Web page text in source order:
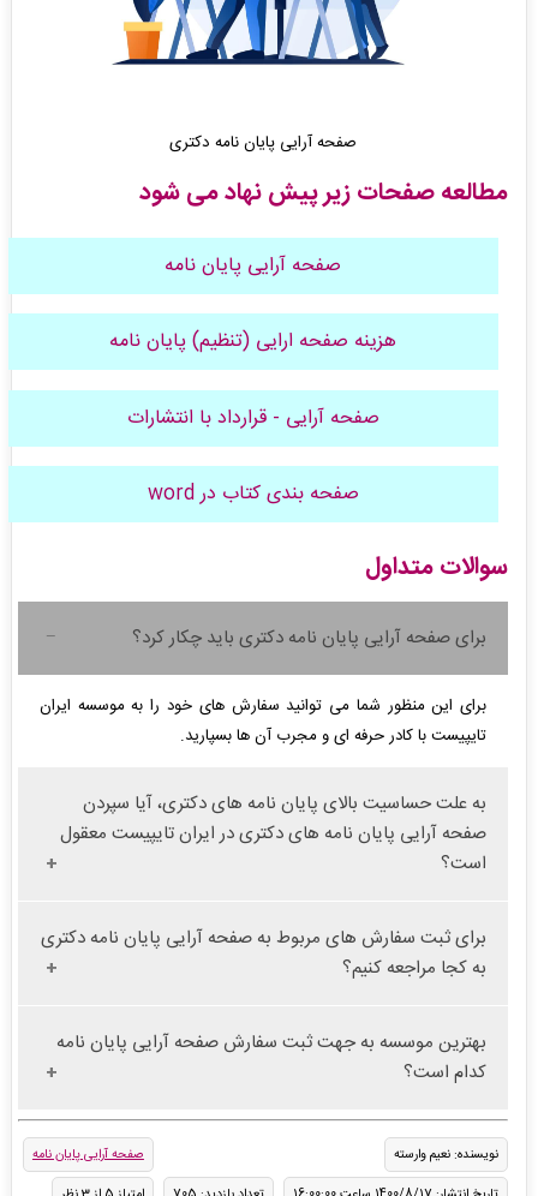
صفحه آرایی پایان نامه دکتری
مطالعه صفحات زیر پیش نهاد می شود
صفحه آرایی پایان نامه
هزینه صفحه ارایی (تنظیم) پایان نامه
صفحه آرایی - قرارداد با انتشارات
صفحه بندی کتاب در word
سوالات متداول
برای صفحه آرایی پایان نامه دکتری باید چکار کرد؟
برای این منظور شما می توانید سفارش های خود را به موسسه ایران
تایپیست با کادر حرفه ای و مجرب آن ها بسپارید.
به علت حساسیت بالای پایان نامه های دکتری، آیا سپردن
صفحه آرایی پایان نامه های دکتری در ایران تایپیست معقول
است؟
برای ثبت سفارش های مربوط به صفحه آرایی پایان نامه دکتری
به کجا مراجعه کنیم؟
بهترین موسسه به جهت ثبت سفارش صفحه آرایی پایان نامه
کدام است؟
نویسنده: نعیم وارسته
صفحه آرایی پایان نامه